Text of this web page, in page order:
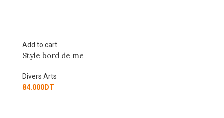
Add to cart
Style bord de me
Divers Arts
84.000DT